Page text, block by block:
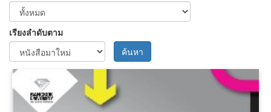
เรียงลำดับตาม
ค้นหา